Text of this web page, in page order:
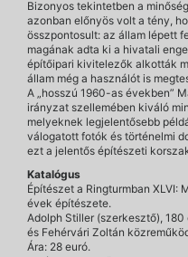
Bizonyos tekintetben a
azonban előnyös volt a tény,
összpontosult: az állam lépett
magának adta ki a hivatali
építőipari kivitelezők alkották
állam még a használót is
A „hosszú 1960-as években”
irányzat szellemében kiváló
melyeknek legjelentősebb
válogatott fotók és történelmi
ezt a jelentős építészeti
Katalógus
Építészet a Ringturmban XLVI:
évek építészete.
Adolph Stiller (szerkesztő),
és Fehérvári Zoltán
Ára: 28 euró.